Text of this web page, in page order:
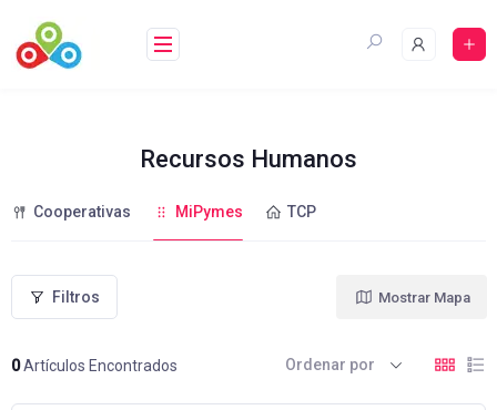
contenido
Recursos Humanos
Cooperativas MiPymes TCP
Filtros
0Artículos Encontrados
Mostrar Mapa
Ordenar por